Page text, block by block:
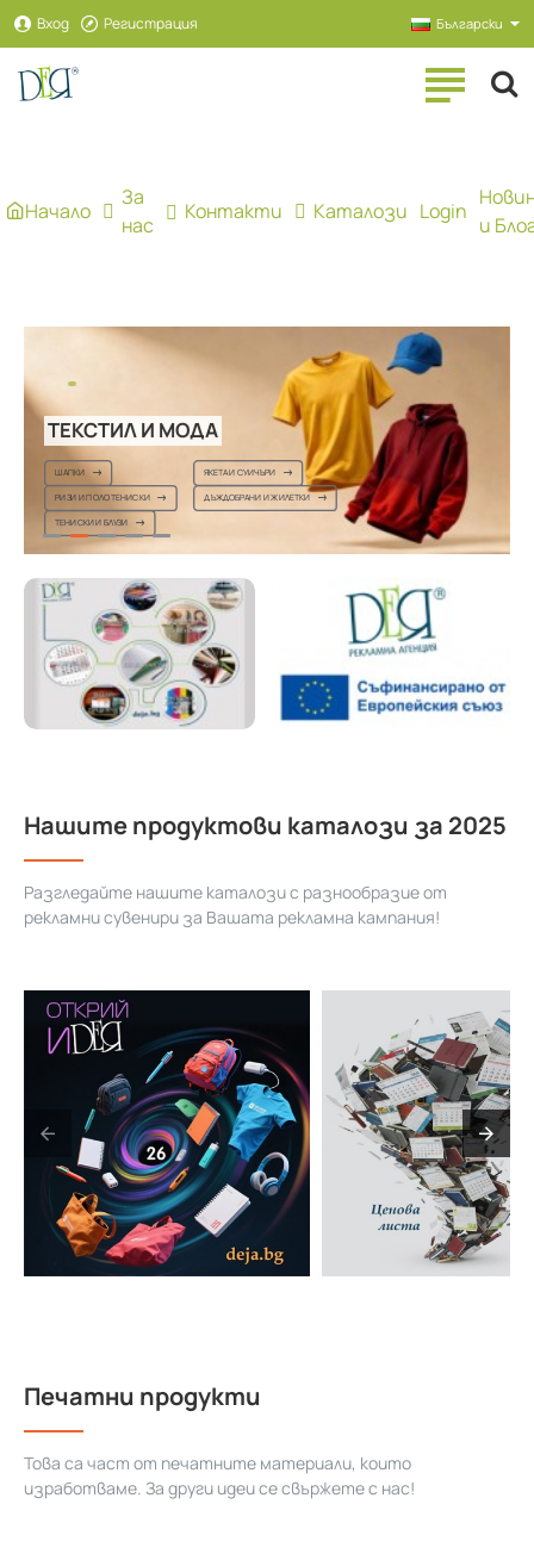
Рекламна
агенция
ДЕЯ
Вход Регистрация Български
Начало
За
нас
Контакти Каталози Login
и
Нашите продуктови каталози за 2025
Разгледайте нашите каталози с разнообразие от
Печатни продукти
Това са част от печатните материали, които